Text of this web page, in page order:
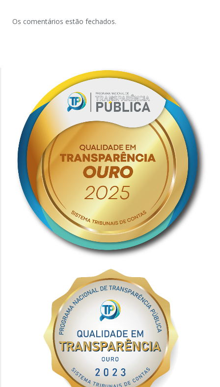
Os comentários estão fechados.